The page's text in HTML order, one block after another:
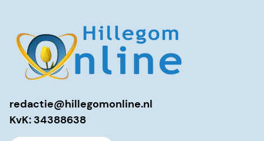
redactie@hillegomonline.nl
KvK: 34388638